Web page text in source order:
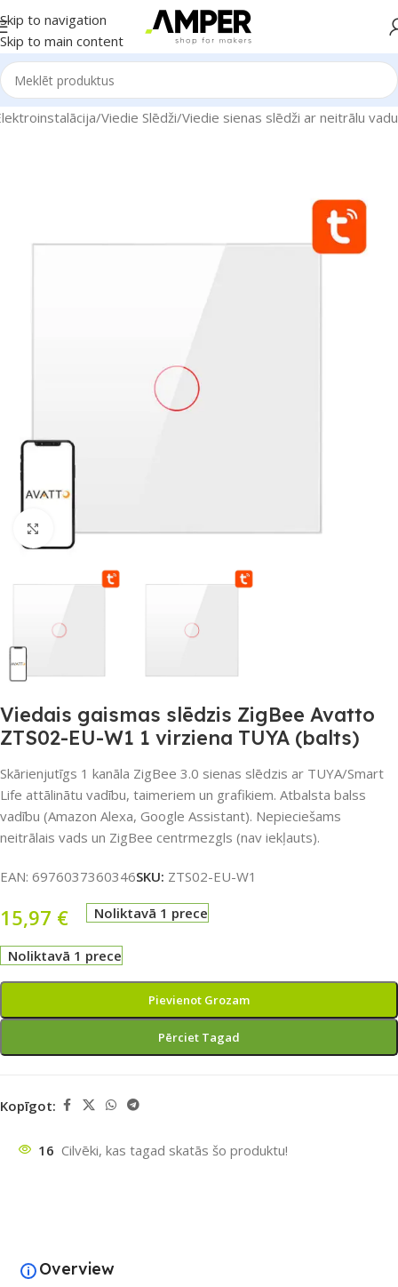
Skip to navigation
Skip to main content
/Viedie Slēdži/Viedie sienas slēdži ar neitrālu vadu
Noklikšķiniet, lai palielinātu
Viedais gaismas slēdzis ZigBee Avatto
ZTS02-EU-W1 1 virziena TUYA (balts)
Skārienjutīgs 1 kanāla ZigBee 3.0 sienas slēdzis ar TUYA/Smart
Life attālinātu vadību, taimeriem un grafikiem. Atbalsta balss
vadību (Amazon Alexa, Google Assistant). Nepieciešams
neitrālais vads un ZigBee centrmezgls (nav iekļauts).
EAN: 6976037360346SKU: ZTS02-EU-W1
15,97 € Noliktavā 1 prece
Noliktavā 1 prece
Pievienot Grozam
Pērciet Tagad
Kopīgot:
16 Cilvēki, kas tagad skatās šo produktu!
Overview